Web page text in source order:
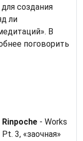
создания
ли
В
поговорить
- Works
3, «заочная»